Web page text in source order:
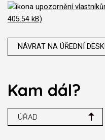
upozornění
405.54 kB)
NÁVRAT NA ÚŘEDNÍ
Kam dál?
ÚŘAD